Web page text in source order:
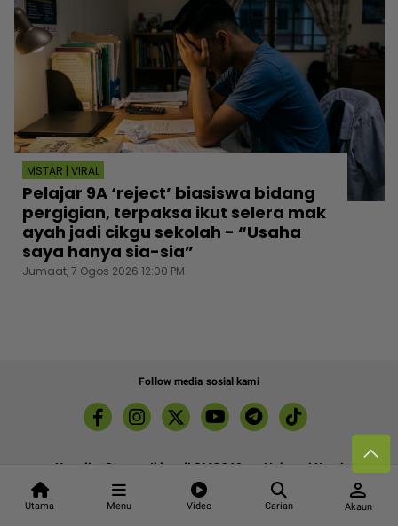
Utama Menu Video Carian
person
Akaun
MSTAR | VIRAL
Pelajar 9A ‘reject’ biasiswa bidang
pergigian, terpaksa ikut selera mak
ayah jadi cikgu sekolah - “Usaha
saya hanya sia-sia”
Jumaat, 7 Ogos 2026 12:00 PM
Follow media sosial kami
Kenali mStar Iklan di SMG360 Hubungi Kami
Terma & Syarat Dasar Privasi